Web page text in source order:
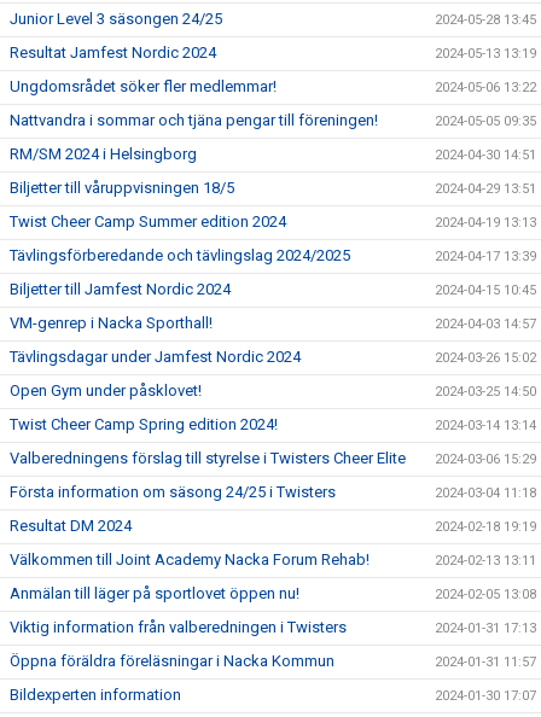
Junior Level 3 säsongen 24/25 2024-05-28 13:45
Resultat Jamfest Nordic 2024 2024-05-13 13:19
Ungdomsrådet söker fler medlemmar! 2024-05-06 13:22
Nattvandra i sommar och tjäna pengar till föreningen! 2024-05-05 09:35
RM/SM 2024 i Helsingborg 2024-04-30 14:51
Biljetter till våruppvisningen 18/5 2024-04-29 13:51
Twist Cheer Camp Summer edition 2024 2024-04-19 13:13
Tävlingsförberedande och tävlingslag 2024/2025 2024-04-17 13:39
Biljetter till Jamfest Nordic 2024 2024-04-15 10:45
VM-genrep i Nacka Sporthall! 2024-04-03 14:57
Tävlingsdagar under Jamfest Nordic 2024 2024-03-26 15:02
Open Gym under påsklovet! 2024-03-25 14:50
Twist Cheer Camp Spring edition 2024! 2024-03-14 13:14
Valberedningens förslag till styrelse i Twisters Cheer Elite 2024-03-06 15:29
Första information om säsong 24/25 i Twisters 2024-03-04 11:18
Resultat DM 2024 2024-02-18 19:19
Välkommen till Joint Academy Nacka Forum Rehab! 2024-02-13 13:11
Anmälan till läger på sportlovet öppen nu! 2024-02-05 13:08
Viktig information från valberedningen i Twisters 2024-01-31 17:13
Öppna föräldra föreläsningar i Nacka Kommun 2024-01-31 11:57
Bildexperten information 2024-01-30 17:07